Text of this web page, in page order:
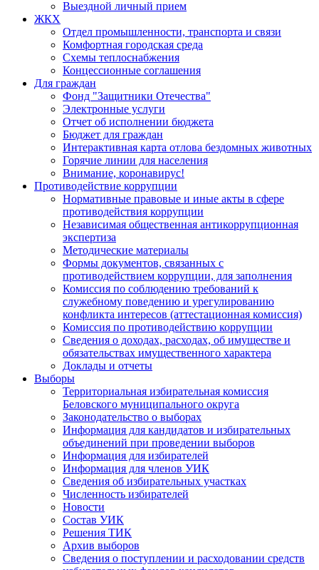
Выездной личный прием
ЖКХ
Отдел промышленности, транспорта и связи
Комфортная городская среда
Схемы теплоснабжения
Концессионные соглашения
Для граждан
Фонд "Защитники Отечества"
Электронные услуги
Отчет об исполнении бюджета
Бюджет для граждан
Интерактивная карта отлова бездомных животных
Горячие линии для населения
Внимание, коронавирус!
Противодействие коррупции
Нормативные правовые и иные акты в сфере
противодействия коррупции
Независимая общественная антикоррупционная
экспертиза
Методические материалы
Формы документов, связанных с
противодействием коррупции, для заполнения
Комиссия по соблюдению требований к
служебному поведению и урегулированию
конфликта интересов (аттестационная комиссия)
Комиссия по противодействию коррупции
Сведения о доходах, расходах, об имуществе и
обязательствах имущественного характера
Доклады и отчеты
Выборы
Территориальная избирательная комиссия
Беловского муниципального округа
Законодательство о выборах
Информация для кандидатов и избирательных
объединений при проведении выборов
Информация для избирателей
Информация для членов УИК
Сведения об избирательных участках
Численность избирателей
Новости
Состав УИК
Решения ТИК
Архив выборов
Сведения о поступлении и расходовании средств